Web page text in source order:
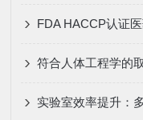
符合人体工程学的
实验室效率提升：